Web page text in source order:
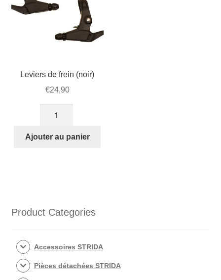
Leviers de frein (noir)
€24,90
Leviers
Ajouter au panier
Product Categories
Accessoires STRIDA
Pièces détachées STRIDA